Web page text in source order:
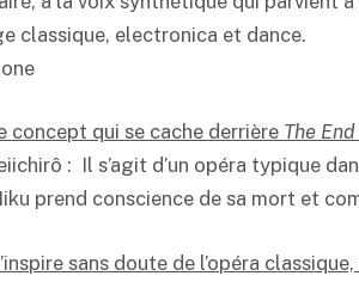
classique, electronica et dance.
concept qui se cache derrière The End
: Il s’agit d’un opéra typique
prend conscience de sa mort et
sans doute de l’opéra